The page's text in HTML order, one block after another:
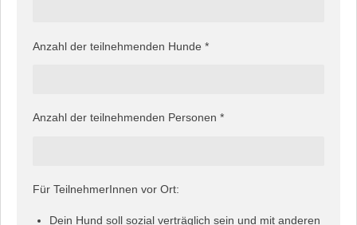
Anzahl der teilnehmenden Hunde *
Anzahl der teilnehmenden Personen *
Für TeilnehmerInnen vor Ort:
Dein Hund soll sozial verträglich sein und mit anderen